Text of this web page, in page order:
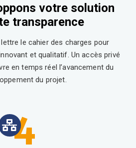
votre solution
transparence
le cahier des charges pour
et qualitatif. Un accès privé
en temps réel l’avancement du
du projet.
4